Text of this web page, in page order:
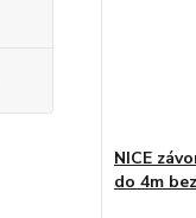
NICE
do 4m